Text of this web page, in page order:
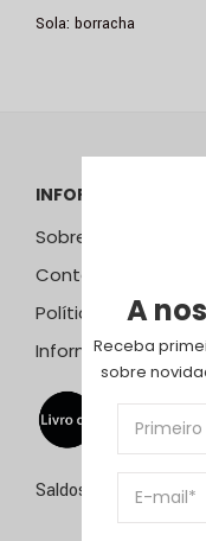
Sola: borracha
INFORMAÇÕES
Sobre Nós
Contactos
Política de
Informação
Saldos de 15 de julho
A
Receba
sobre